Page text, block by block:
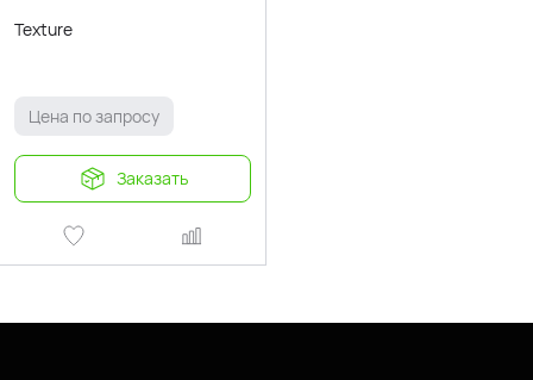
Texture
Цена по запросу
Заказать